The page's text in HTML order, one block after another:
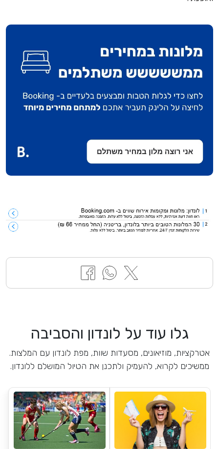
גלו עוד על לונדון והסביבה
אטרקציות, מוזיאונים, מסעדות שוות, מפת לונדון עם המלצות.
ממשיכים לקרוא, להעמיק ולתכנן את הטיול המושלם ללונדון.